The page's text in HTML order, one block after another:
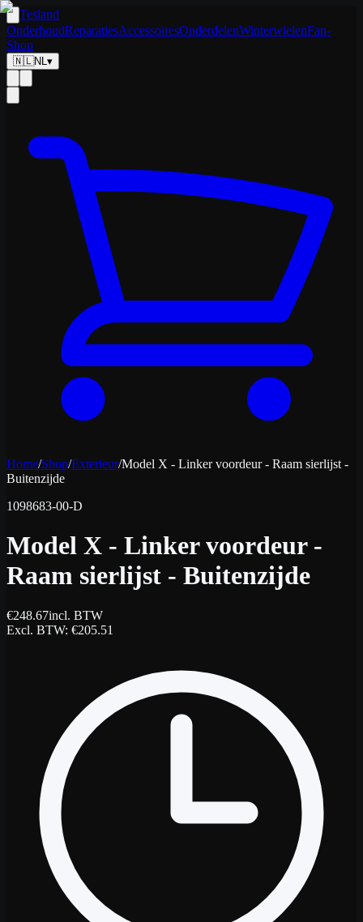
Tesland
OnderhoudReparatiesAccessoiresOnderdelenWinterwielenFan-
Shop
🇳🇱NL▾
Home/Shop/Exterieur/Model X - Linker voordeur - Raam sierlijst -
Buitenzijde
1098683-00-D
Model X - Linker voordeur -
Raam sierlijst - Buitenzijde
€248.67incl. BTW
Excl. BTW: €205.51